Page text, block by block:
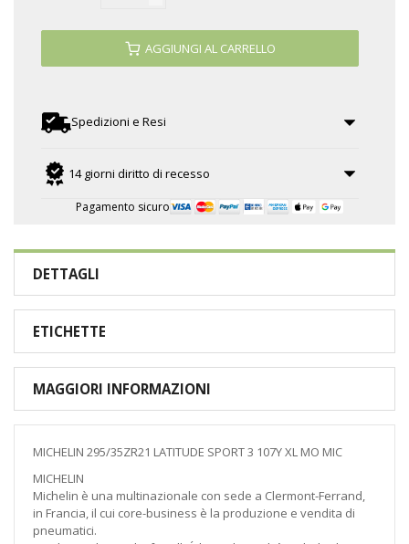
AGGIUNGI AL CARRELLO
Spedizioni e Resi
14 giorni diritto di recesso
Pagamento sicuro
DETTAGLI
ETICHETTE
MAGGIORI INFORMAZIONI
MICHELIN 295/35ZR21 LATITUDE SPORT 3 107Y XL MO MIC
MICHELIN
Michelin è una multinazionale con sede a Clermont-Ferrand,
in Francia, il cui core-business è la produzione e vendita di
pneumatici.